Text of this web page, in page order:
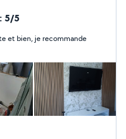
-
d'un espace de vie (
fixer des objets aux
5/5
et bien, je recommande